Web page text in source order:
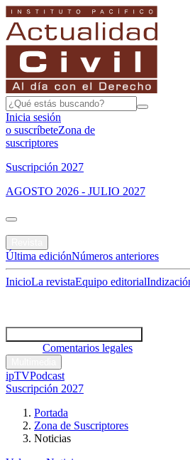
Inicia sesión
o suscríbeteZona de
suscriptores
Suscripción 2027
AGOSTO 2026 - JULIO 2027
Última ediciónNúmeros anteriores
InicioLa revistaEquipo editorial
Comentarios legales
ipTVPodcast
Suscripción 2027
Portada
Zona de Suscriptores
Noticias